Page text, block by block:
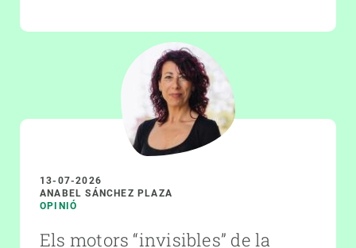
13-07-2026
ANABEL SÁNCHEZ PLAZA
OPINIÓ
Els motors “invisibles” de la